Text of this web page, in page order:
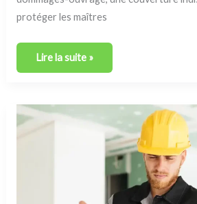
protéger les maîtres
Lire la suite »
Qui
doit